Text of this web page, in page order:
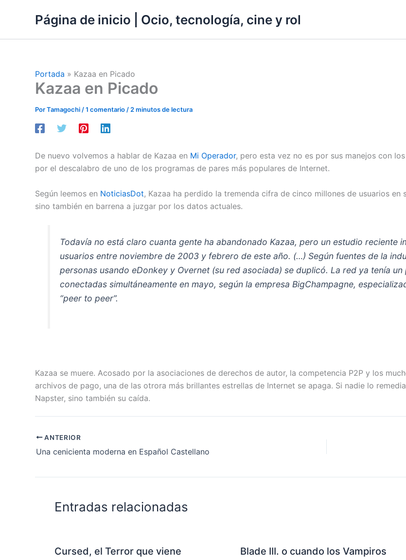
Página de inicio | Ocio, tecnología, cine y rol
Portada » Kazaa en Picado
Kazaa en Picado
PorTamagochi /1 comentario / 2 minutos de lectura
De nuevo volvemos a hablar de Kazaa en Mi Operador, pero esta vez no es por sus manejos con
por el descalabro de uno de los programas de pares más populares de Internet.
Según leemos en NoticiasDot, Kazaa ha perdido la tremenda cifra de cinco millones de usuarios
sino también en barrena a juzgar por los datos actuales.
Todavía no está claro cuanta gente ha abandonado Kazaa, pero un estudio reciente
usuarios entre noviembre de 2003 y febrero de este año. (…) Según fuentes de la
personas usando eDonkey y Overnet (su red asociada) se duplicó. La red ya tenía
conectadas simultáneamente en mayo, según la empresa BigChampagne,
“peer to peer”.
Kazaa se muere. Acosado por la asociaciones de derechos de autor, la competencia P2P y los
archivos de pago, una de las otrora más brillantes estrellas de Internet se apaga. Si nadie lo
Napster, sino también su caída.
ANTERIOR
Una cenicienta moderna en Español Castellano
Entradas relacionadas
Cursed, el Terror que viene
Blade III. o cuando los Vampiros